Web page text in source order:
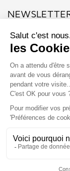
Inscrivez-vous dès
exclusivité nos
Site protégé par
Marchand
vérifier.
SHOP